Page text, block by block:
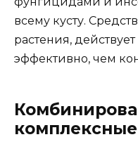
всему кусту.
растения,
эффективно, чем